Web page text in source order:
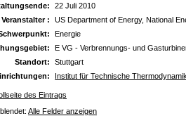
22 Juli 2010
Veranstalter :
US Department of Energy, National
Energie
E VG - Verbrennungs- und
Standort:
Stuttgart
Institut für Technische
des Eintrags
Alle Felder anzeigen